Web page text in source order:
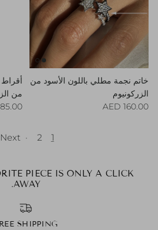
خاتم نجمة مطلي باللون الأسود من
الزركونيوم
Regular price
160.00 AED
أقراط
من
price
85.00 AED
1
2
·
Next »
PIECE IS ONLY A CLICK
AWAY.
SHIPPING